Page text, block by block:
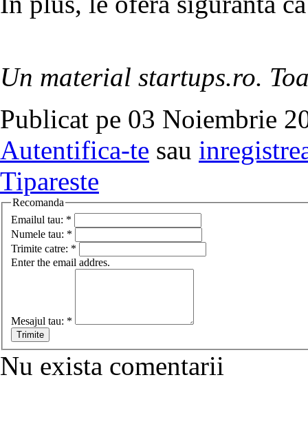
Un material startups.ro.
Publicat pe 03 Noiembrie
Autentifica-te sau
Tipareste
Recomanda
Emailul tau: *
Numele tau: *
Trimite catre: *
Enter the email addres.
Mesajul tau: *
Nu exista comentarii